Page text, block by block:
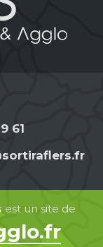
61
est un site de